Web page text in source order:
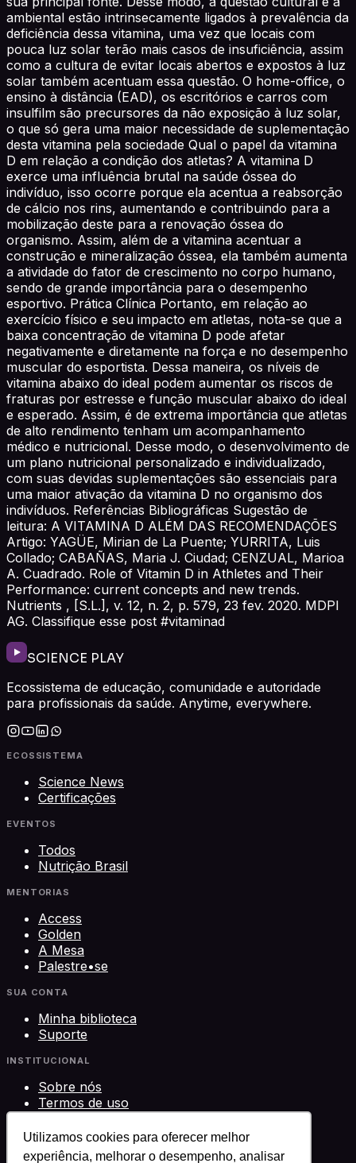
Utilizamos cookies para oferecer melhor
experiência, melhorar o desempenho, analisar
ambiental estão intrinsecamente ligados à prevalência da
deficiência dessa vitamina, uma vez que locais com
pouca luz solar terão mais casos de insuficiência, assim
como a cultura de evitar locais abertos e expostos à luz
solar também acentuam essa questão. O home-office, o
ensino à distância (EAD), os escritórios e carros com
insulfilm são precursores da não exposição à luz solar,
o que só gera uma maior necessidade de suplementação
desta vitamina pela sociedade Qual o papel da vitamina
D em relação a condição dos atletas? A vitamina D
exerce uma influência brutal na saúde óssea do
indivíduo, isso ocorre porque ela acentua a reabsorção
de cálcio nos rins, aumentando e contribuindo para a
mobilização deste para a renovação óssea do
organismo. Assim, além de a vitamina acentuar a
construção e mineralização óssea, ela também aumenta
a atividade do fator de crescimento no corpo humano,
sendo de grande importância para o desempenho
esportivo. Prática Clínica Portanto, em relação ao
exercício físico e seu impacto em atletas, nota-se que a
baixa concentração de vitamina D pode afetar
negativamente e diretamente na força e no desempenho
muscular do esportista. Dessa maneira, os níveis de
vitamina abaixo do ideal podem aumentar os riscos de
fraturas por estresse e função muscular abaixo do ideal
e esperado. Assim, é de extrema importância que atletas
de alto rendimento tenham um acompanhamento
médico e nutricional. Desse modo, o desenvolvimento de
um plano nutricional personalizado e individualizado,
com suas devidas suplementações são essenciais para
uma maior ativação da vitamina D no organismo dos
indivíduos. Referências Bibliográficas Sugestão de
leitura: A VITAMINA D ALÉM DAS RECOMENDAÇÕES
Artigo: YAGÜE, Mirian de La Puente; YURRITA, Luis
Collado; CABAÑAS, Maria J. Ciudad; CENZUAL, Marioa
A. Cuadrado. Role of Vitamin D in Athletes and Their
Performance: current concepts and new trends.
Nutrients , [S.L.], v. 12, n. 2, p. 579, 23 fev. 2020. MDPI
AG. Classifique esse post #vitaminad
SCIENCE PLAY
Ecossistema de educação, comunidade e autoridade
para profissionais da saúde. Anytime, everywhere.
ECOSSISTEMA
Science News
Certificações
EVENTOS
Todos
Nutrição Brasil
MENTORIAS
Access
Golden
A Mesa
Palestre•se
SUA CONTA
Minha biblioteca
Suporte
INSTITUCIONAL
Sobre nós
Termos de uso
Privacidade
Contato